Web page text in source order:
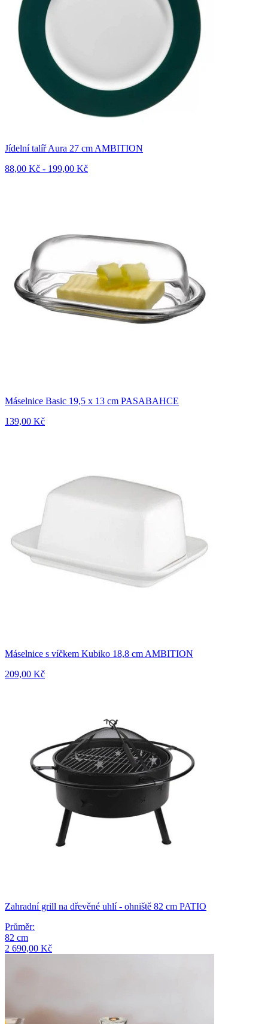
Jídelní talíř Aura 27 cm AMBITION
88,00 Kč - 199,00 Kč
Máselnice Basic 19,5 x 13 cm PASABAHCE
139,00 Kč
Máselnice s víčkem Kubiko 18,8 cm AMBITION
209,00 Kč
Zahradní grill na dřevěné uhlí - ohniště 82 cm PATIO
Průměr:
82 cm
2 690,00 Kč